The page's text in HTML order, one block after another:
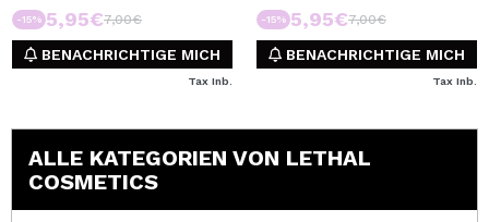
-15% 5,95€7,00€
BENACHRICHTIGE MICH
Tax Inb.
-15% 5,95€7,00€
BENACHRICHTIGE MICH
Tax Inb.
ALLE KATEGORIEN VON LETHAL
COSMETICS